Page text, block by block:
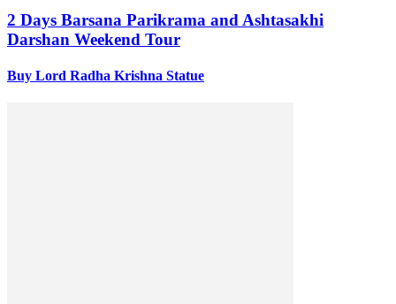
2 Days Barsana Parikrama and Ashtasakhi
Darshan Weekend Tour
Buy Lord Radha Krishna Statue